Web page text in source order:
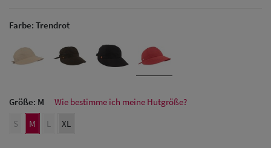
Herren
Baseball Cpas
Farbe: Trendrot
Größe: M
Wie bestimme ich meine Hutgröße?
S
M L XL